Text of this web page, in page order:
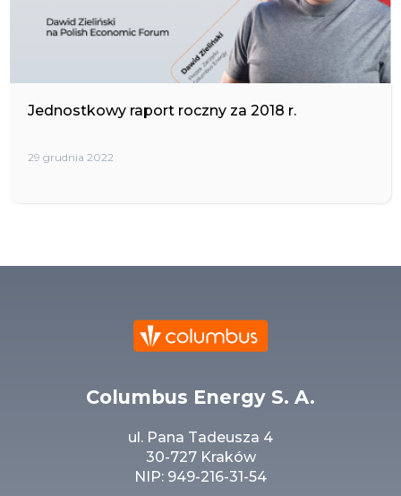
Jednostkowy raport roczny za 2018 r.
29 grudnia 2022
Columbus Energy S. A.
ul. Pana Tadeusza 4
30-727 Kraków
NIP: 949-216-31-54